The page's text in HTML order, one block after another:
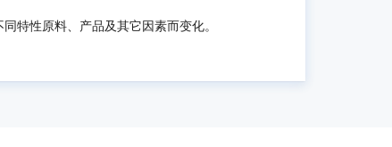
特性原料、产品及其它因素而变化。